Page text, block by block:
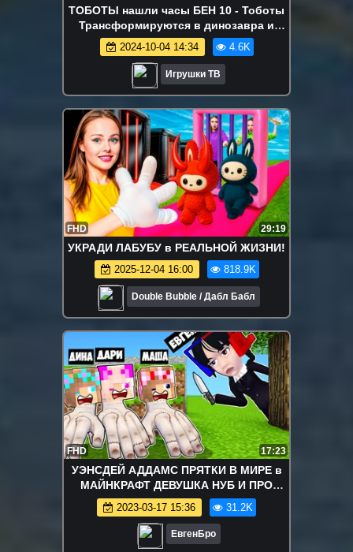
ТОБОТЫ нашли часы БЕН 10 - Тоботы
Трансформируются в динозавра и
игрушки Бен Тен для мальчиков
2024-10-04 14:34 4.6K
Игрушки ТВ
FHD 29:19
УКРАДИ ЛАБУБУ в РЕАЛЬНОЙ ЖИЗНИ!
2025-12-04 16:00 818.9K
Double Bubble / Дабл Бабл
FHD 17:23
УЭНСДЕЙ АДДАМС ПРЯТКИ В МИРЕ в
МАЙНКРАФТ ДЕВУШКА НУБ И ПРО
ВИДЕО ТРОЛЛИНГ MINECRAFT
Wednesday Addams
2023-03-17 15:36 31.2K
ЕвгенБро